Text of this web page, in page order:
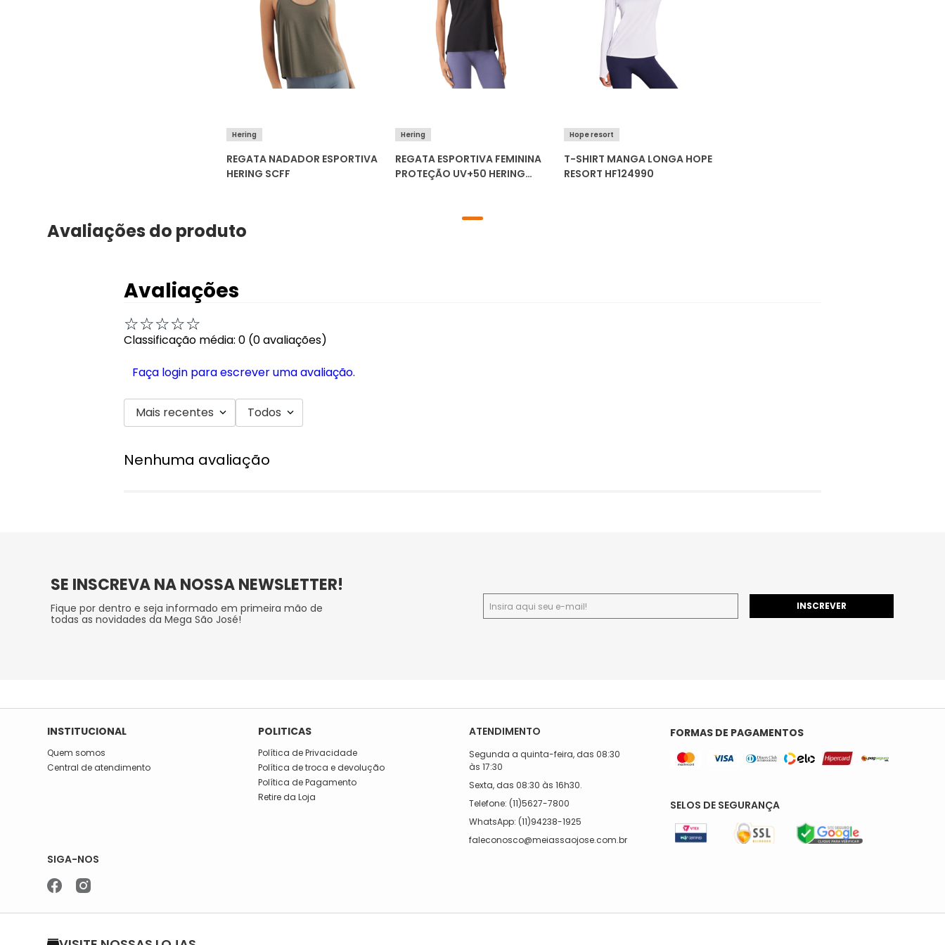
Hering
REGATA NADADOR ESPORTIVA
HERING SCFF
Hering
REGATA ESPORTIVA FEMININA
PROTEÇÃO UV+50 HERING
Hope resort
T-SHIRT MANGA LONGA HOPE
RESORT HF124990
Avaliações do produto
Avaliações
☆☆☆☆☆
Classificação média: 0 (0 avaliações)
Faça login para escrever uma avaliação.
Mais recentes Todos
Nenhuma avaliação
SE INSCREVA NA NOSSA NEWSLETTER!
Fique por dentro e seja informado em primeira mão de
todas as novidades da Mega São José!
INSCREVER
INSTITUCIONAL
Quem somos
Central de atendimento
POLITICAS
Política de Privacidade
Política de troca e devolução
Política de Pagamento
Retire da Loja
ATENDIMENTO
Segunda a quinta-feira, das 08:30
às 17:30
Sexta, das 08:30 às 16h30.
Telefone: (11)5627-7800
WhatsApp: (11)94238-1925
faleconosco@meiassaojose.com.br
SIGA-NOS
FORMAS DE PAGAMENTOS
SELOS DE SEGURANÇA